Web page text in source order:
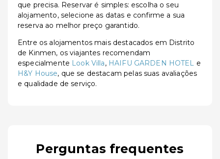
que precisa. Reservar é simples: escolha o seu
alojamento, selecione as datas e confirme a sua
reserva ao melhor preço garantido.
Entre os alojamentos mais destacados em Distrito
de Kinmen, os viajantes recomendam
especialmente Look Villa, HAIFU GARDEN HOTEL e
H&Y House, que se destacam pelas suas avaliações
e qualidade de serviço.
Perguntas frequentes